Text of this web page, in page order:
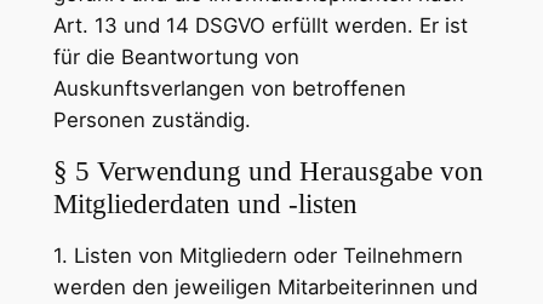
Art. 13 und 14 DSGVO erfüllt werden. Er ist
für die Beantwortung von
Auskunftsverlangen von betroffenen
Personen zuständig.
§ 5 Verwendung und Herausgabe von
Mitgliederdaten und -listen
1. Listen von Mitgliedern oder Teilnehmern
werden den jeweiligen Mitarbeiterinnen und